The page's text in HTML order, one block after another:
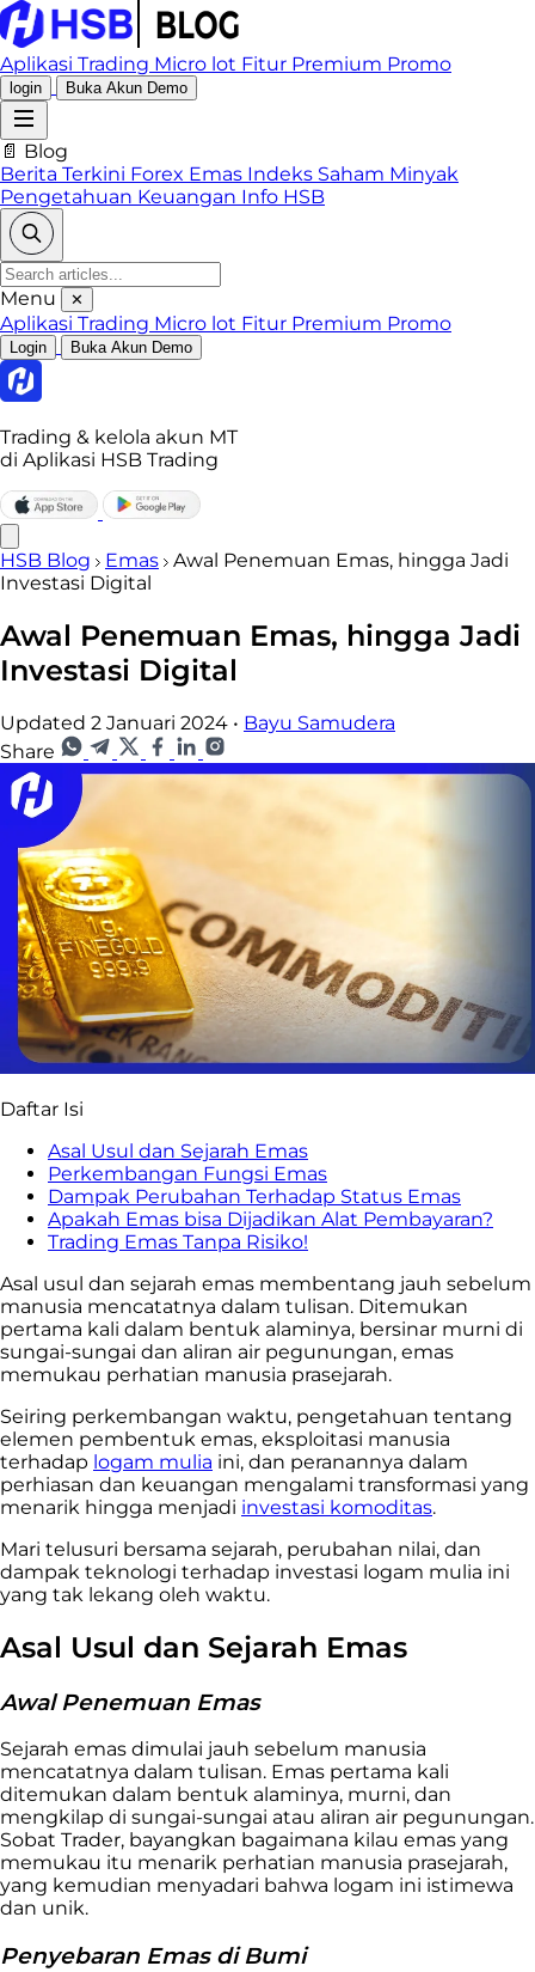
Aplikasi Trading Micro lot Fitur Premium Promo
login Buka Akun Demo
📄 Blog
Berita Terkini Forex Emas Indeks Saham Minyak
Pengetahuan Keuangan Info HSB
Menu ✕
Aplikasi Trading Micro lot Fitur Premium Promo
Login Buka Akun Demo
Trading & kelola akun MT
di Aplikasi HSB Trading
HSB Blog Emas
Awal Penemuan Emas, hingga Jadi
Investasi Digital
Awal Penemuan Emas, hingga Jadi
Investasi Digital
Updated 2 Januari 2024 • Bayu Samudera
Share
Daftar Isi
Asal Usul dan Sejarah Emas
Perkembangan Fungsi Emas
Dampak Perubahan Terhadap Status Emas
Apakah Emas bisa Dijadikan Alat Pembayaran?
Trading Emas Tanpa Risiko!
Asal usul dan sejarah emas membentang jauh sebelum
manusia mencatatnya dalam tulisan. Ditemukan
pertama kali dalam bentuk alaminya, bersinar murni di
sungai-sungai dan aliran air pegunungan, emas
memukau perhatian manusia prasejarah.
Seiring perkembangan waktu, pengetahuan tentang
elemen pembentuk emas, eksploitasi manusia
terhadap logam mulia ini, dan peranannya dalam
perhiasan dan keuangan mengalami transformasi yang
menarik hingga menjadi investasi komoditas.
Mari telusuri bersama sejarah, perubahan nilai, dan
dampak teknologi terhadap investasi logam mulia ini
yang tak lekang oleh waktu.
Asal Usul dan Sejarah Emas
Awal Penemuan Emas
Sejarah emas dimulai jauh sebelum manusia
mencatatnya dalam tulisan. Emas pertama kali
ditemukan dalam bentuk alaminya, murni, dan
mengkilap di sungai-sungai atau aliran air pegunungan.
Sobat Trader, bayangkan bagaimana kilau emas yang
memukau itu menarik perhatian manusia prasejarah,
yang kemudian menyadari bahwa logam ini istimewa
dan unik.
Penyebaran Emas di Bumi